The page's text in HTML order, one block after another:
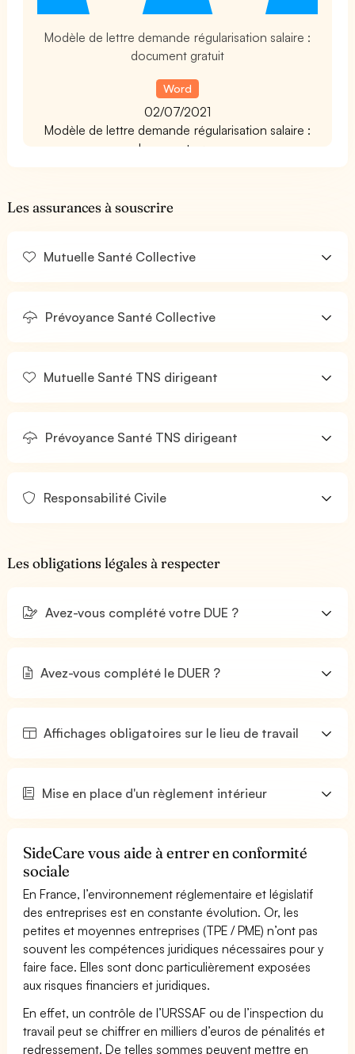
Modèle de lettre demande régularisation salaire :
document gratuit
Word
02/07/2021
Modèle de lettre demande régularisation salaire :
document gra...
Les assurances à souscrire
Mutuelle Santé Collective
Prévoyance Santé Collective
Mutuelle Santé TNS dirigeant
Prévoyance Santé TNS dirigeant
Responsabilité Civile
Les obligations légales à respecter
Avez-vous complété votre DUE ?
Avez-vous complété le DUER ?
Affichages obligatoires sur le lieu de travail
Mise en place d'un règlement intérieur
SideCare vous aide à entrer en conformité
sociale
En France, l’environnement réglementaire et législatif
des entreprises est en constante évolution. Or, les
petites et moyennes entreprises (TPE / PME) n’ont pas
souvent les compétences juridiques nécessaires pour y
faire face. Elles sont donc particulièrement exposées
aux risques financiers et juridiques.
En effet, un contrôle de l’URSSAF ou de l’inspection du
travail peut se chiffrer en milliers d’euros de pénalités et
redressement. De telles sommes peuvent mettre en